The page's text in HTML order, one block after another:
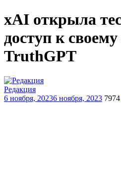
xAI открыла
доступ к
TruthGPT
Редакция
6 ноября, 20236 ноября, 2023 7974